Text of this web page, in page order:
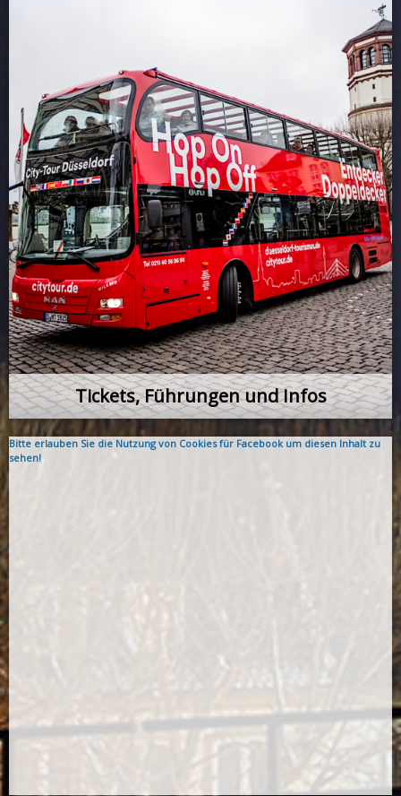
Tickets, Führungen und Infos
Bitte erlauben Sie die Nutzung von Cookies für Facebook um diesen Inhalt zu
sehen!